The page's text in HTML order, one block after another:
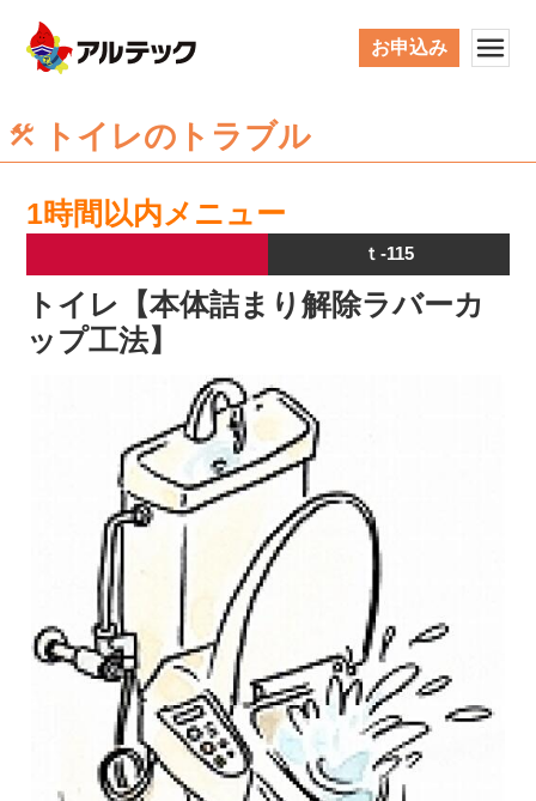
お申込み
トイレのトラブル
1時間以内メニュー
ｔ-115
トイレ【本体詰まり解除ラバーカ
ップ工法】